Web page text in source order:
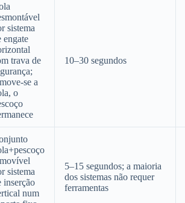
sistema
engate
trava de
se a
o
10–30 segundos
sistema
inserção
num
5–15 segundos; a maioria
dos sistemas não requer
ferramentas